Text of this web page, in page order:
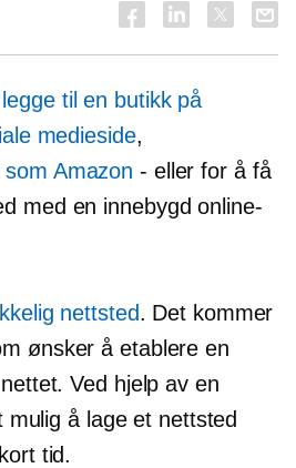
legge til en butikk på
medieside,
Amazon - eller for å få
med en innebygd online-
nettsted. Det kommer
ønsker å etablere en
Ved hjelp av en
å lage et nettsted
tid.